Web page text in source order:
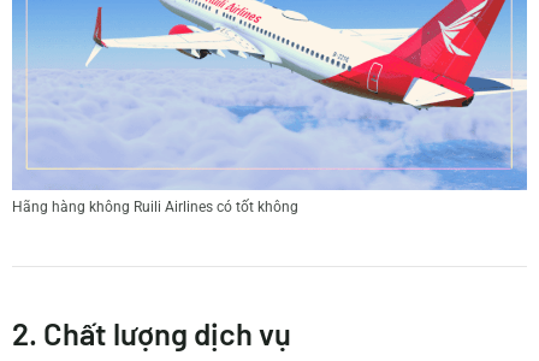
Hãng hàng không Ruili Airlines có tốt không
2. Chất lượng dịch vụ